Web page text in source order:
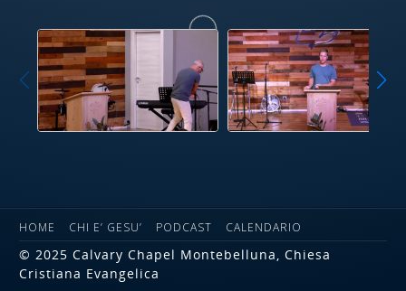
HOME CHI E’ GESU’ PODCAST CALENDARIO
© 2025 Calvary Chapel Montebelluna, Chiesa
Cristiana Evangelica